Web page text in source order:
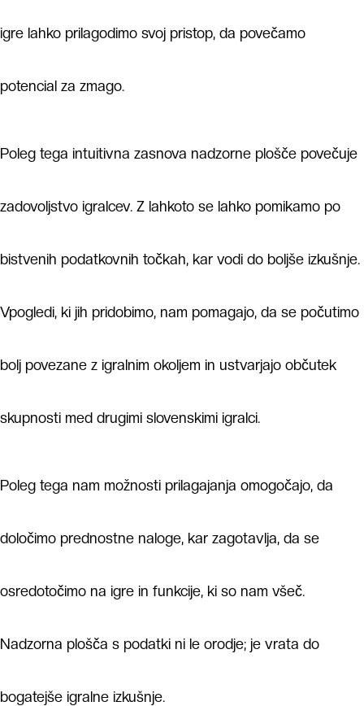
igre lahko prilagodimo svoj pristop, da povečamo
potencial za zmago.
Poleg tega intuitivna zasnova nadzorne plošče povečuje
zadovoljstvo igralcev. Z lahkoto se lahko pomikamo po
bistvenih podatkovnih točkah, kar vodi do boljše izkušnje.
Vpogledi, ki jih pridobimo, nam pomagajo, da se počutimo
bolj povezane z igralnim okoljem in ustvarjajo občutek
skupnosti med drugimi slovenskimi igralci.
Poleg tega nam možnosti prilagajanja omogočajo, da
določimo prednostne naloge, kar zagotavlja, da se
osredotočimo na igre in funkcije, ki so nam všeč.
Nadzorna plošča s podatki ni le orodje; je vrata do
bogatejše igralne izkušnje.